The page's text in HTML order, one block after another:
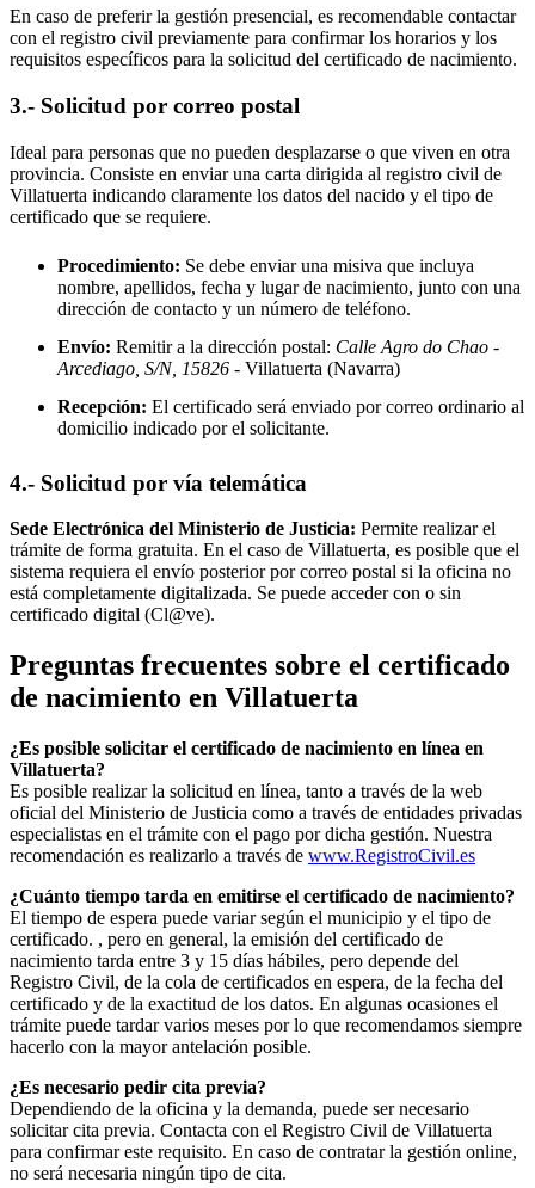
En caso de preferir la gestión presencial, es recomendable contactar
con el registro civil previamente para confirmar los horarios y los
requisitos específicos para la solicitud del certificado de nacimiento.
3.- Solicitud por correo postal
Ideal para personas que no pueden desplazarse o que viven en otra
provincia. Consiste en enviar una carta dirigida al registro civil de
Villatuerta indicando claramente los datos del nacido y el tipo de
certificado que se requiere.
Procedimiento: Se debe enviar una misiva que incluya
nombre, apellidos, fecha y lugar de nacimiento, junto con una
dirección de contacto y un número de teléfono.
Envío: Remitir a la dirección postal: Calle Agro do Chao -
Arcediago, S/N, 15826 - Villatuerta (Navarra)
Recepción: El certificado será enviado por correo ordinario al
domicilio indicado por el solicitante.
4.- Solicitud por vía telemática
Sede Electrónica del Ministerio de Justicia: Permite realizar el
trámite de forma gratuita. En el caso de Villatuerta, es posible que el
sistema requiera el envío posterior por correo postal si la oficina no
está completamente digitalizada. Se puede acceder con o sin
certificado digital (Cl@ve).
Preguntas frecuentes sobre el certificado
de nacimiento en Villatuerta
¿Es posible solicitar el certificado de nacimiento en línea en
Villatuerta?
Es posible realizar la solicitud en línea, tanto a través de la web
oficial del Ministerio de Justicia como a través de entidades privadas
especialistas en el trámite con el pago por dicha gestión. Nuestra
recomendación es realizarlo a través de www.RegistroCivil.es
¿Cuánto tiempo tarda en emitirse el certificado de nacimiento?
El tiempo de espera puede variar según el municipio y el tipo de
certificado. , pero en general, la emisión del certificado de
nacimiento tarda entre 3 y 15 días hábiles, pero depende del
Registro Civil, de la cola de certificados en espera, de la fecha del
certificado y de la exactitud de los datos. En algunas ocasiones el
trámite puede tardar varios meses por lo que recomendamos siempre
hacerlo con la mayor antelación posible.
¿Es necesario pedir cita previa?
Dependiendo de la oficina y la demanda, puede ser necesario
solicitar cita previa. Contacta con el Registro Civil de Villatuerta
para confirmar este requisito. En caso de contratar la gestión online,
no será necesaria ningún tipo de cita.